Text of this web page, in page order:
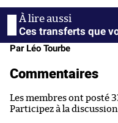
Ces transferts que
Par Léo Tourbe
Commentaires
Les membres ont posté
Participez à la discussion